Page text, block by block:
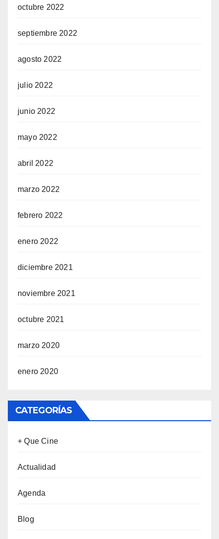
octubre 2022
septiembre 2022
agosto 2022
julio 2022
junio 2022
mayo 2022
abril 2022
marzo 2022
febrero 2022
enero 2022
diciembre 2021
noviembre 2021
octubre 2021
marzo 2020
enero 2020
CATEGORÍAS
+ Que Cine
Actualidad
Agenda
Blog